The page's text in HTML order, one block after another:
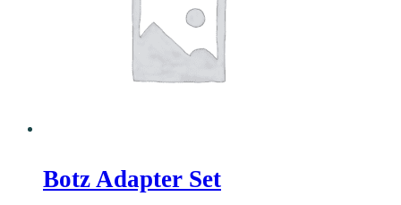
Botz Adapter Set